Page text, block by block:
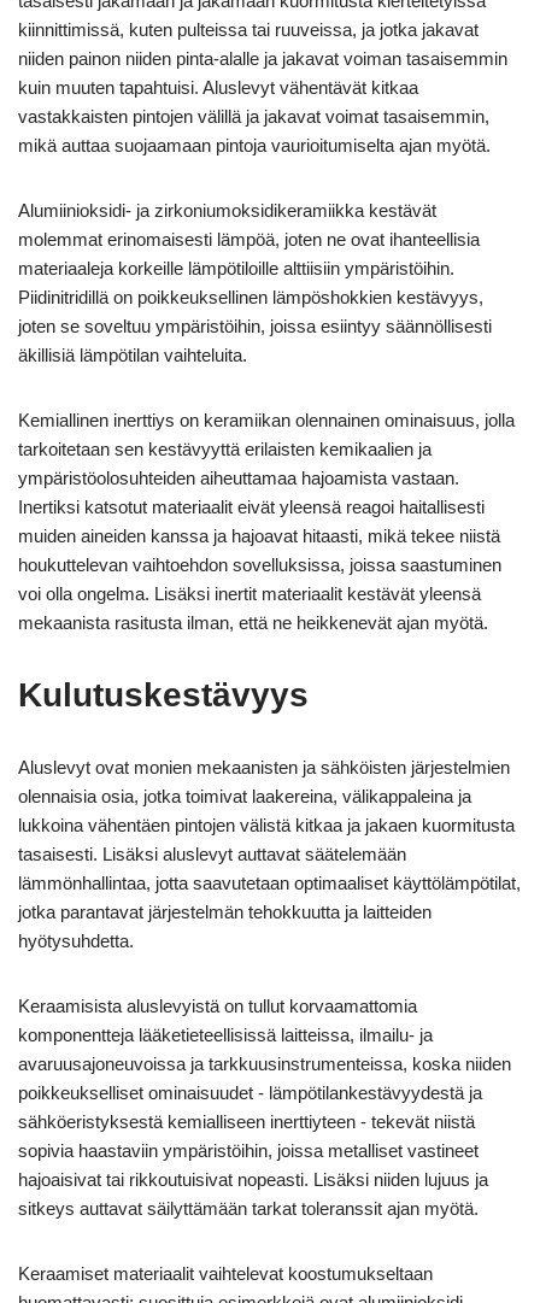
kiinnittimissä, kuten pulteissa tai ruuveissa, ja jotka jakavat
niiden painon niiden pinta-alalle ja jakavat voiman tasaisemmin
kuin muuten tapahtuisi. Aluslevyt vähentävät kitkaa
vastakkaisten pintojen välillä ja jakavat voimat tasaisemmin,
mikä auttaa suojaamaan pintoja vaurioitumiselta ajan myötä.
Alumiinioksidi- ja zirkoniumoksidikeramiikka kestävät
molemmat erinomaisesti lämpöä, joten ne ovat ihanteellisia
materiaaleja korkeille lämpötiloille alttiisiin ympäristöihin.
Piidinitridillä on poikkeuksellinen lämpöshokkien kestävyys,
joten se soveltuu ympäristöihin, joissa esiintyy säännöllisesti
äkillisiä lämpötilan vaihteluita.
Kemiallinen inerttiys on keramiikan olennainen ominaisuus, jolla
tarkoitetaan sen kestävyyttä erilaisten kemikaalien ja
ympäristöolosuhteiden aiheuttamaa hajoamista vastaan.
Inertiksi katsotut materiaalit eivät yleensä reagoi haitallisesti
muiden aineiden kanssa ja hajoavat hitaasti, mikä tekee niistä
houkuttelevan vaihtoehdon sovelluksissa, joissa saastuminen
voi olla ongelma. Lisäksi inertit materiaalit kestävät yleensä
mekaanista rasitusta ilman, että ne heikkenevät ajan myötä.
Kulutuskestävyys
Aluslevyt ovat monien mekaanisten ja sähköisten järjestelmien
olennaisia osia, jotka toimivat laakereina, välikappaleina ja
lukkoina vähentäen pintojen välistä kitkaa ja jakaen kuormitusta
tasaisesti. Lisäksi aluslevyt auttavat säätelemään
lämmönhallintaa, jotta saavutetaan optimaaliset käyttölämpötilat,
jotka parantavat järjestelmän tehokkuutta ja laitteiden
hyötysuhdetta.
Keraamisista aluslevyistä on tullut korvaamattomia
komponentteja lääketieteellisissä laitteissa, ilmailu- ja
avaruusajoneuvoissa ja tarkkuusinstrumenteissa, koska niiden
poikkeukselliset ominaisuudet - lämpötilankestävyydestä ja
sähköeristyksestä kemialliseen inerttiyteen - tekevät niistä
sopivia haastaviin ympäristöihin, joissa metalliset vastineet
hajoaisivat tai rikkoutuisivat nopeasti. Lisäksi niiden lujuus ja
sitkeys auttavat säilyttämään tarkat toleranssit ajan myötä.
Keraamiset materiaalit vaihtelevat koostumukseltaan